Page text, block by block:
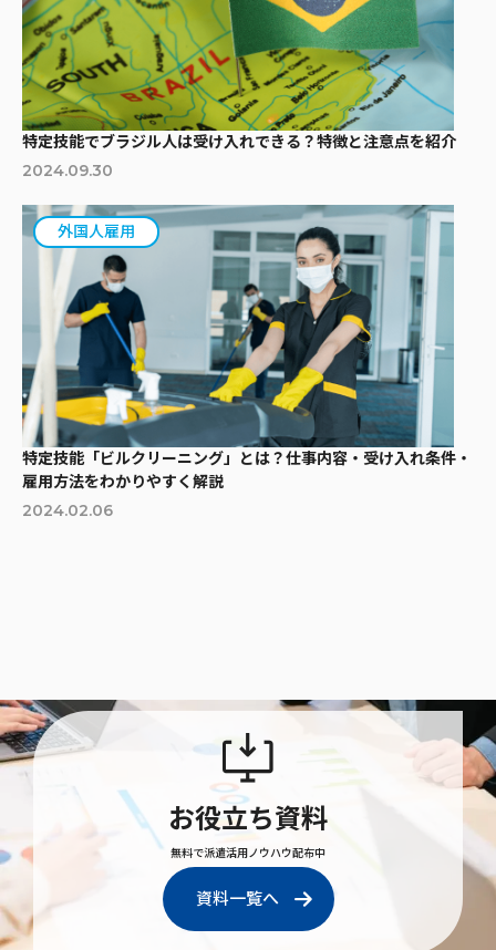
特定技能でブラジル人は受け入れできる？特徴と注意点を紹介
2024.09.30
外国人雇用
特定技能「ビルクリーニング」とは？仕事内容・受け入れ条件・
雇用方法をわかりやすく解説
2024.02.06
お役立ち資料
無料で派遣活用ノウハウ配布中
資料一覧へ